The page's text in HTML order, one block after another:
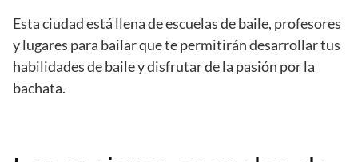
Esta ciudad está llena de escuelas de baile, profesores
y lugares para bailar que te permitirán desarrollar tus
habilidades de baile y disfrutar de la pasión por la
bachata.